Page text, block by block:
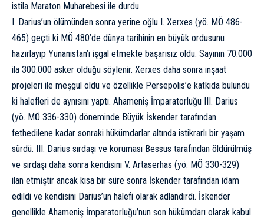
istila Maraton Muharebesi ile durdu.
I. Darius’un ölümünden sonra yerine oğlu I. Xerxes (yö. MÖ 486-
465) geçti ki MÖ 480’de dünya tarihinin en büyük ordusunu
hazırlayıp Yunanistan’ı işgal etmekte başarısız oldu. Sayının 70.000
ila 300.000 asker olduğu söylenir. Xerxes daha sonra inşaat
projeleri ile meşgul oldu ve özellikle Persepolis’e katkıda bulundu
ki halefleri de aynısını yaptı. Ahameniş İmparatorluğu III. Darius
(yö. MÖ 336-330) döneminde Büyük İskender tarafından
fethedilene kadar sonraki hükümdarlar altında istikrarlı bir yaşam
sürdü. III. Darius sırdaşı ve koruması Bessus tarafından öldürülmüş
ve sırdaşı daha sonra kendisini V. Artaserhas (yö. MÖ 330-329)
ilan etmiştir ancak kısa bir süre sonra İskender tarafından idam
edildi ve kendisini Darius’un halefi olarak adlandırdı. İskender
genellikle Ahameniş İmparatorluğu’nun son hükümdarı olarak kabul